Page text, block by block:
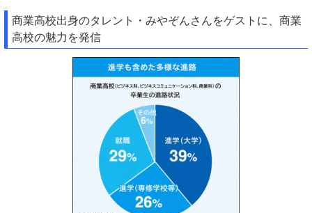
商業高校出身のタレント・みやぞんさんをゲストに、商業
高校の魅力を発信